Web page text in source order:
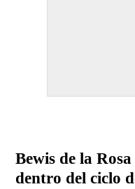
Bewis de la
dentro del ciclo